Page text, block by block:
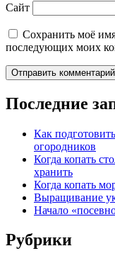
Сайт
Сохранить моё
последующих моих
Последние
Как
огородников
Когда копать
хранить
Когда копать
Выращивание
Начало
Рубрики